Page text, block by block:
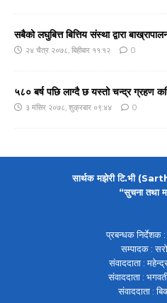
सबैको लघुबित्त बित्तिय संस्था द्वारा
२४ चैत्र २०७८, बिहीबार ११:१२ 0
५८० बर्ष पछि लाग्दै छ यस्तो चन्द्र ग्रहण
३ मंसिर २०७८, शुक्रबार ०९:४४ 0
सार्थक मझेरी टि.भी
“सुचना तथा
प्रबन्धक निर्देशक
सम्पादक :
संवाददाता :
संवाददाता :
संवाददाता :